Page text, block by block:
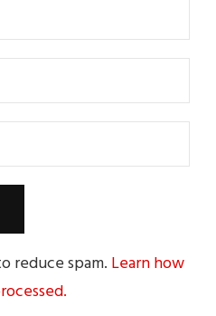
reduce spam. Learn how